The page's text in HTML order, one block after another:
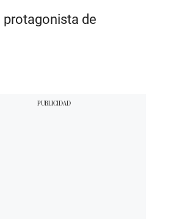
protagonista de